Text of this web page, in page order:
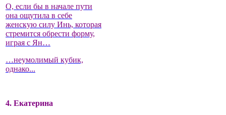
О, если бы в начале пути
она ощутила в себе
женскую силу Инь, которая
стремится обрести форму,
играя с Ян…
…неумолимый кубик,
однако...
4. Екатерина